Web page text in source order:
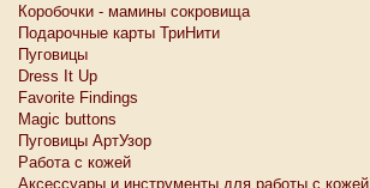
Коробочки - мамины сокровища
Подарочные карты ТриНити
Пуговицы
Dress It Up
Favorite Findings
Magic buttons
Пуговицы АртУзор
Работа с кожей
Аксессуары и инструменты для работы с кожей